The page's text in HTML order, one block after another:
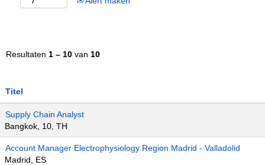
Resultaten 1 – 10 van 10
Titel
Supply Chain Analyst
Bangkok, 10, TH
Account Manager Electrophysiology Region Madrid - Valladolid
Madrid, ES